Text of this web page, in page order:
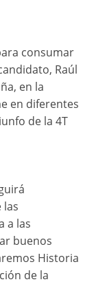
consumar
Raúl
en la
en diferentes
de la 4T
las
a las
buenos
Historia
de la